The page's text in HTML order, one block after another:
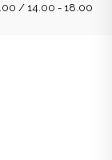
/ 14.00 - 18.00